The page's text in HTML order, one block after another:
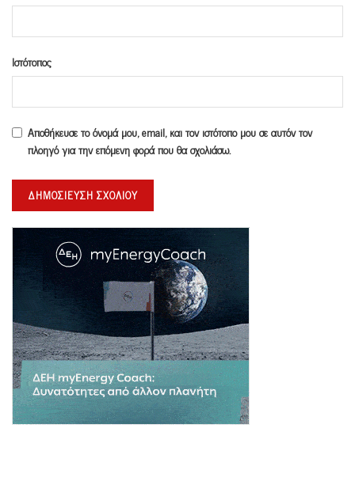
Ιστότοπος
Αποθήκευσε το όνομά μου, email, και τον ιστότοπο μου σε αυτόν τον
πλοηγό για την επόμενη φορά που θα σχολιάσω.